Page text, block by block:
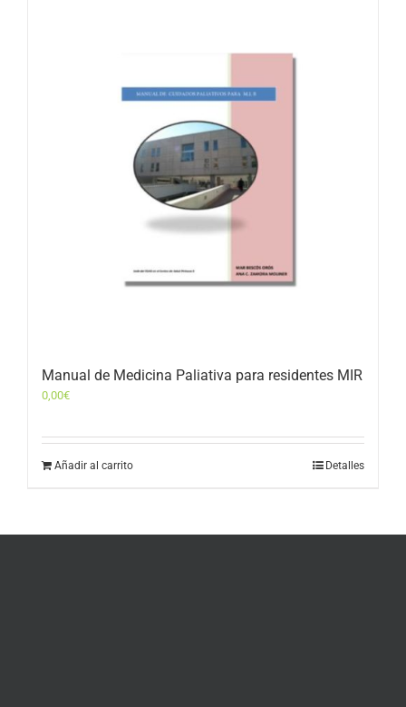
Manual de Medicina Paliativa para residentes MIR
0,00€
Añadir al carrito Detalles